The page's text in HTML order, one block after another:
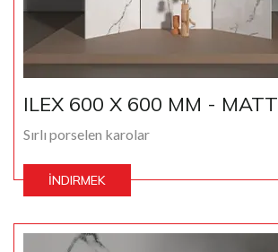
ILEX 600 X 600 MM - MATT
Sırlı porselen karolar
İNDIRMEK